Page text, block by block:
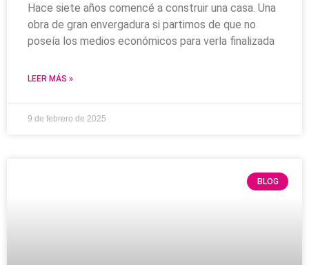
Hace siete años comencé a construir una casa. Una
obra de gran envergadura si partimos de que no
poseía los medios económicos para verla finalizada
LEER MÁS »
9 de febrero de 2025
BLOG